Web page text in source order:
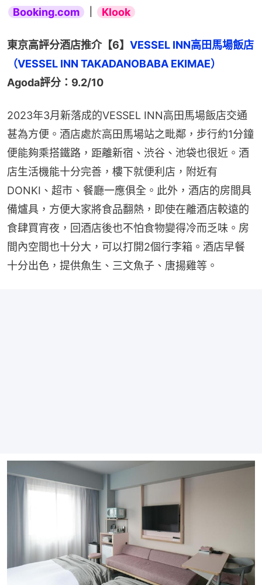
Booking.com
Klook
東京高評分酒店推介【6】 VESSEL INN高田馬場飯店
Agoda評分：9.2/10
2023年3月新落成的VESSEL INN高田馬場飯店交通
甚為方便。酒店處於高田馬場站之毗鄰，步行約1分鐘
便能夠乘搭鐵路，距離新宿、渋谷、池袋也很近。酒
店生活機能十分完善，樓下就便利店，附近有
DONKI、超市、餐廳一應俱全。此外，酒店的房間具
備爐具，方便大家將食品翻熱，即使在離酒店較遠的
食肆買宵夜，回酒店後也不怕食物變得冷而乏味。房
間內空間也十分大，可以打開2個行李箱。酒店早餐
十分出色，提供魚生、三文魚子、唐揚雞等。